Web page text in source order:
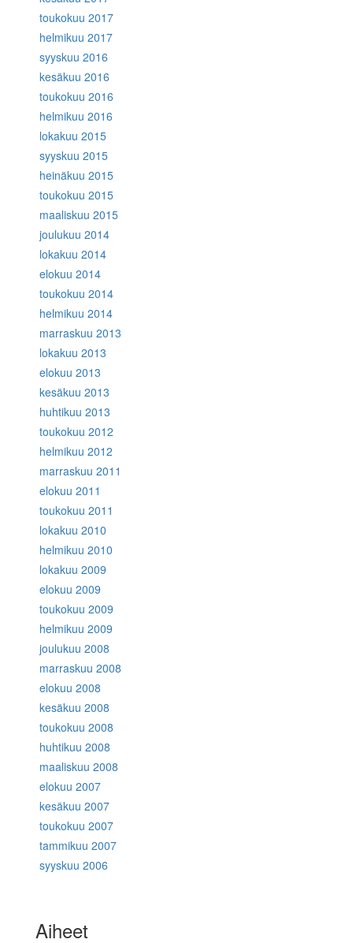
toukokuu 2017
helmikuu 2017
syyskuu 2016
kesäkuu 2016
toukokuu 2016
helmikuu 2016
lokakuu 2015
syyskuu 2015
heinäkuu 2015
toukokuu 2015
maaliskuu 2015
joulukuu 2014
lokakuu 2014
elokuu 2014
toukokuu 2014
helmikuu 2014
marraskuu 2013
lokakuu 2013
elokuu 2013
kesäkuu 2013
huhtikuu 2013
toukokuu 2012
helmikuu 2012
marraskuu 2011
elokuu 2011
toukokuu 2011
lokakuu 2010
helmikuu 2010
lokakuu 2009
elokuu 2009
toukokuu 2009
helmikuu 2009
joulukuu 2008
marraskuu 2008
elokuu 2008
kesäkuu 2008
toukokuu 2008
huhtikuu 2008
maaliskuu 2008
elokuu 2007
kesäkuu 2007
toukokuu 2007
tammikuu 2007
syyskuu 2006
Aiheet